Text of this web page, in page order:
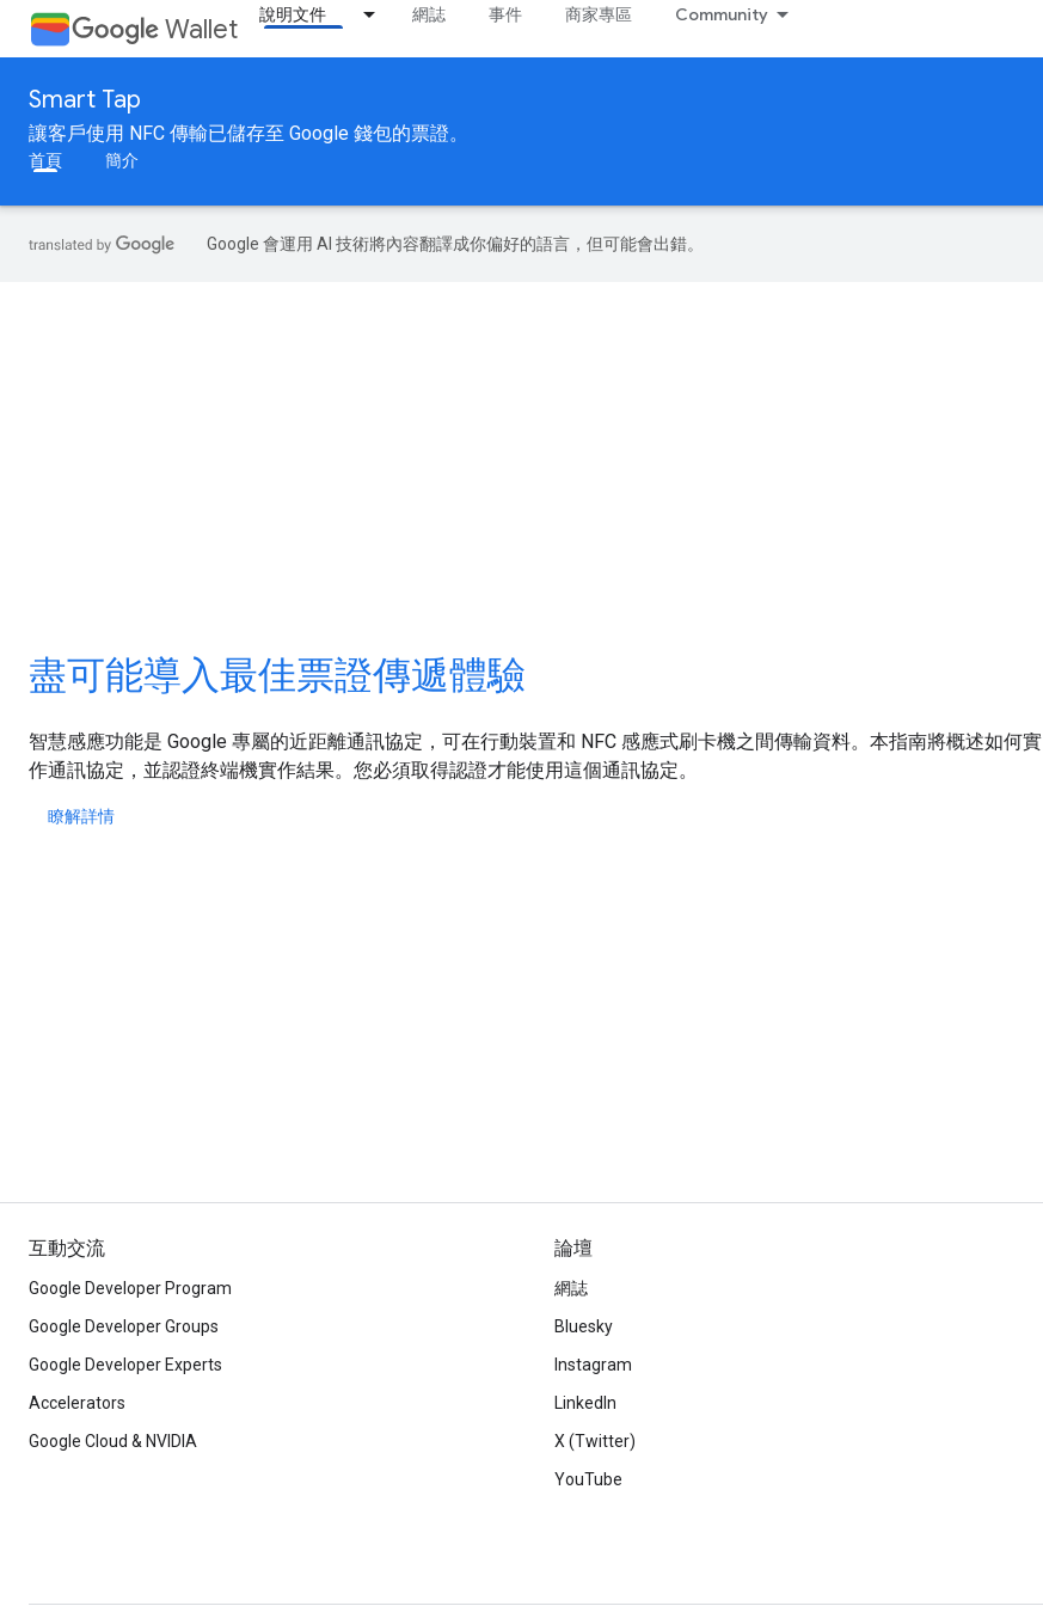
Wallet 說明文件 網誌 事件 商家專區 Community
Smart Tap
讓客戶使用 NFC 傳輸已儲存至 Google 錢包的票證。
首頁 簡介
Google 會運用 AI 技術將內容翻譯成你偏好的語言，但可能會出錯。
盡可能導入最佳票證傳遞體驗
智慧感應功能是 Google 專屬的近距離通訊協定，可在行動裝置和 NFC 感應式刷卡機之間傳輸資料。本指南將概述如何實
作通訊協定，並認證終端機實作結果。您必須取得認證才能使用這個通訊協定。
瞭解詳情
互動交流
Google Developer Program
Google Developer Groups
Google Developer Experts
Accelerators
Google Cloud & NVIDIA
論壇
網誌
Bluesky
Instagram
LinkedIn
X (Twitter)
YouTube